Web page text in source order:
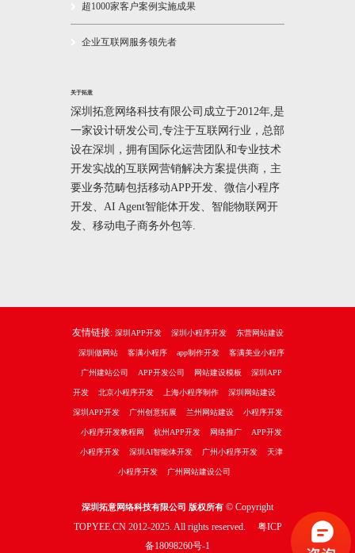
超1000家客户案例实施成果
企业互联网服务领先者
关于拓意
深圳拓意网络科技有限公司成立于2012年,是
一家设计研发公司,专注于互联网行业，总部
设在深圳，拥有国际化运营团队和专业技术
开发实战的互联网营销解决方案提供商，主
要业务范畴包括移动APP开发、微信小程序
开发、AI Agent智能体开发、智能物联网开
发、移动电子商务外包等.
友情链接: 深圳APP开发 深圳小程序开发 东营网站建设
深圳做网站 客满小程序 app制作开发 客满美业小程序
广州建站公司 APP开发公司 网站建设模板 深圳APP
开发 北京小程序开发 上海小程序制作 深圳网站建设
深圳APP开发 广州创意拓展 兰州网站建设 小程序开发
小程序开发教程网 杭州APP开发 网络推广 APP开发
小程序开发 深圳AI智能体开发 广州小程序开发 天津
小程序开发 广州网站建设公司
深圳拓意网络科技有限公司 版权所有 © Copyright
TOPYEE.CN 2012-2025. All rights reserved. 粤ICP
备18098260号-1